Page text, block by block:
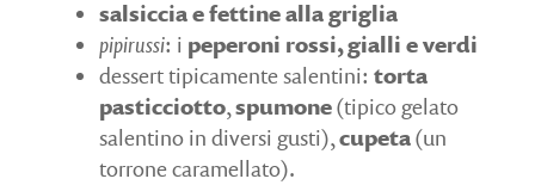
salsiccia e fettine alla griglia
pipirussi: i peperoni rossi, gialli e verdi
dessert tipicamente salentini: torta
pasticciotto,spumone(tipico gelato
salentino in diversi gusti),cupeta(un
torrone caramellato).